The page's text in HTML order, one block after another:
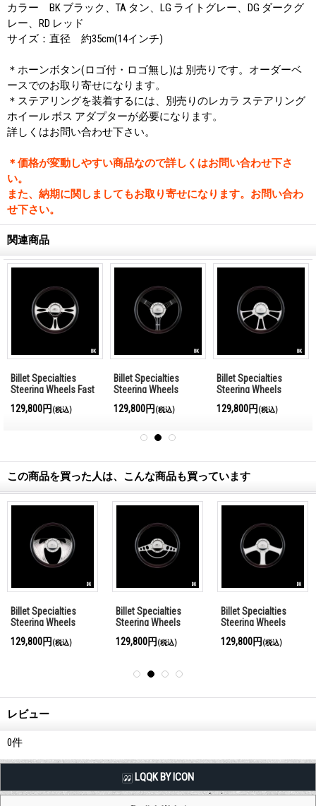
カラー BK ブラック、TA タン、LG ライトグレー、DG ダークグ
レー、RD レッド
サイズ：直径 約35cm(14インチ)
＊ホーンボタン(ロゴ付・ロゴ無し)は 別売りです。オーダーベ
ースでのお取り寄せになります。
＊ステアリングを装着するには、別売りのレカラ ステアリング
ホイール ボス アダプターが必要になります。
詳しくはお問い合わせ下さい。
＊価格が変動しやすい商品なので詳しくはお問い合わせ下さ
い。
また、納期に関しましてもお取り寄せになります。お問い合わ
せ下さい。
関連商品
Billet Specialties
Steering Wheels Fast
129,800円 (税込)
Billet Specialties
Steering Wheels
129,800円 (税込)
Billet Specialties
Steering Wheels
129,800円 (税込)
この商品を買った人は、こんな商品も買っています
Billet Specialties
Steering Wheels
129,800円 (税込)
Billet Specialties
Steering Wheels
129,800円 (税込)
Billet Specialties
Steering Wheels
129,800円 (税込)
レビュー
0件
LQQK BY ICON